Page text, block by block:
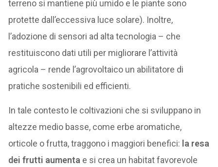
terreno si mantiene più umido e le piante sono
protette dall’eccessiva luce solare). Inoltre,
l’adozione di sensori ad alta tecnologia – che
restituiscono dati utili per migliorare l’attività
agricola – rende l’agrovoltaico un abilitatore di
pratiche sostenibili ed efficienti.
In tale contesto le coltivazioni che si sviluppano in
altezze medio basse, come erbe aromatiche,
orticole o frutta, traggono i maggiori benefici: la resa
dei frutti aumenta e si crea un habitat favorevole